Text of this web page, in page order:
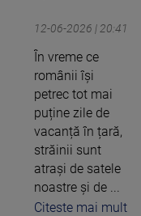
12-06-2026 | 20:41
În vreme ce
românii își
petrec tot mai
puține zile de
vacanță în țară,
străinii sunt
atrași de satele
noastre și de ...
Citeste mai mult